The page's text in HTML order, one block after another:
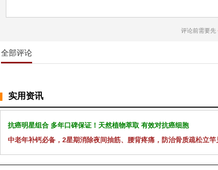
评论前需要先
全部评论
实用资讯
抗癌明星组合 多年口碑保证！天然植物萃取 有效对抗癌细胞
中老年补钙必备，2星期消除夜间抽筋、腰背疼痛，防治骨质疏松立竿